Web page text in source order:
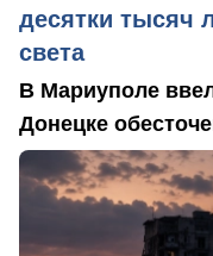
десятки тысяч
света
В Мариуполе
Донецке